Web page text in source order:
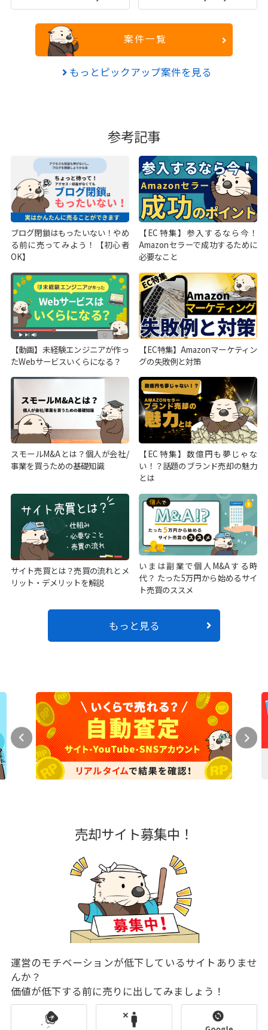
案件一覧
もっとピックアップ案件を見る
参考記事
ブログ閉鎖はもったいない！やめ
る前に売ってみよう！【初心者
OK】
【EC特集】参入するなら今！
Amazonセラーで成功するために
必要なこと
【動画】未経験エンジニアが作っ
たWebサービスいくらになる？
【EC特集】Amazonマーケティン
グの失敗例と対策
スモールM&Aとは？個人が会社/
事業を買うための基礎知識
【EC特集】数億円も夢じゃな
い！？話題のブランド売却の魅力
とは
サイト売買とは？売買の流れとメ
リット・デメリットを解説
いまは副業で個人M&Aする時
代？ たった5万円から始めるサイ
ト売買のススメ
もっと見る
売却サイト募集中！
運営のモチベーションが低下しているサイトありませ
んか？
価値が低下する前に売りに出してみましょう！